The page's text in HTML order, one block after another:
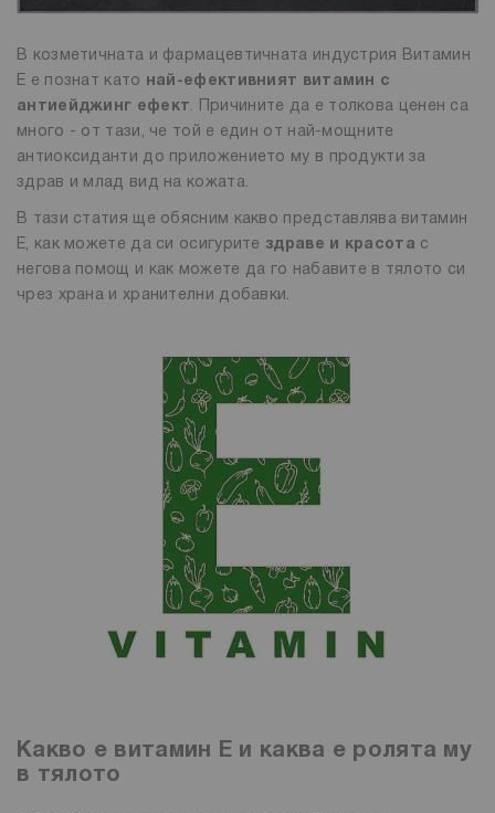
В козметичната и фармацевтичната индустрия Витамин
Е е познат като най-ефективният витамин с
антиейджинг ефект. Причините да е толкова ценен са
много - от тази, че той е един от най-мощните
антиоксиданти до приложението му в продукти за
здрав и млад вид на кожата.
В тази статия ще обясним какво представлява витамин
Е, как можете да си осигурите здраве и красота с
негова помощ и как можете да го набавите в тялото си
чрез храна и хранителни добавки.
Какво е витамин Е и каква е ролята му
в тялото